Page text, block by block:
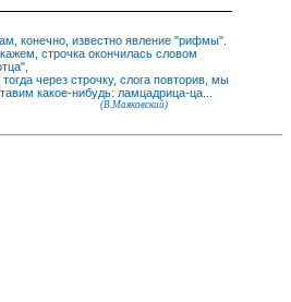
конечно, известно явление "рифмы".
строчка окончилась словом
",
тогда через строчку, слога повторив, мы
какое-нибудь: ламцадрица-ца...
(В.Маяковский)